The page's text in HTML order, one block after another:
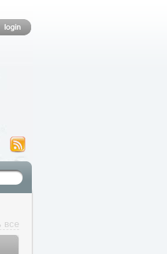
все